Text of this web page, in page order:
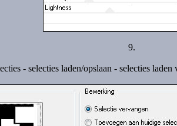
9.
- selecties laden/opslaan - selecties